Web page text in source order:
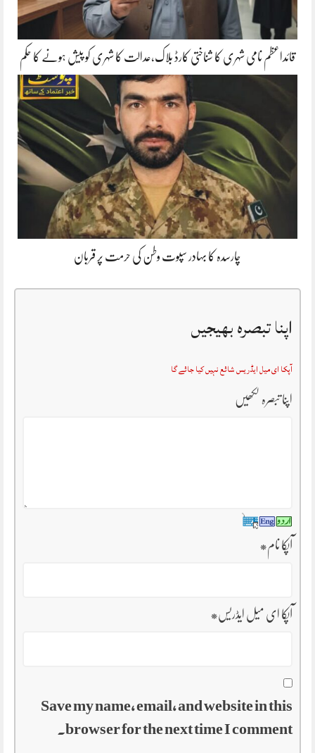
قائداعظم نامی شہری کا شناختی کارڈ بلاک،عدالت کا شہری کو پیش ہونے کا حکم
چارسدہ کا بہادر سپوت وطن کی حرمت پر قربان
اپنا تبصرہ بھیجیں
آپکا ای میل ایڈریس شائع نہیں کیا جائے گا
اپنا تبصرہ لکھیں
آپکا نام*
آپکا ای میل ایڈریس*
Save my name, email, and website in this
browser for the next time I comment.